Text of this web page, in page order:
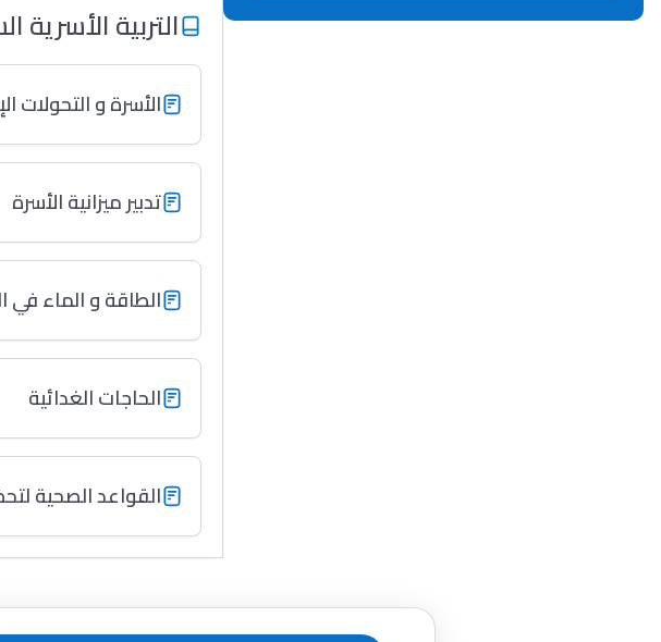
التربية الأسرية
الأسرة و التحولات
تدبير ميزانية الأسرة
الطاقة و الماء في
الحاجات الغدائية
القواعد الصحية